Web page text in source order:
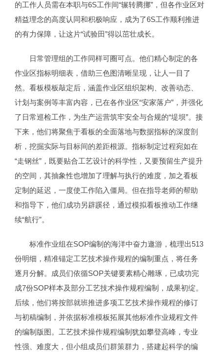
的工作人员需在本职与6S工作间“辗转腾挪”，但各作业区对
精益理念的高度认同和积极响应，成为了6S工作顺利推进
的有力保障，让这片“试验田”得以茁壮成长。
日常管理组的工作同样可圈可点。他们精心制定的各
作业区指标明细表，借助三色图清晰呈现，让人一目了
然。看板模板敲定后，涵盖作业区组织架构、改善动态、
计划与案例等丰富内容，已在各作业区“安家落户”，并强化
了日常巡检工作，为生产运营筑牢安全与合规的“堤坝”。接
下来，他们将聚焦于看板的全面落地与数据指标的深度剖
析，挖掘实际与目标间的差距根源。指标制定过程宛如在
“走钢丝”，既要贴合工艺设计的科学性，又要预留生产提升
的空间，其抽象性也增加了理解与执行的难度，加之看板
定制的延迟，一度使工作陷入僵局。但在指导老师的帮助
和指导下，他们成功另辟蹊径，通过模拟看板推动工作继
续“航行”。
标准作业组在SOP编制的海洋中奋力遨游，梳理出513
份明细，精准锚定工艺技术操作规程的编制重点，将任务
逐月分解。成员们依循SOP关键要素精心雕琢，已成功完
成7份SOP样本及部分工艺技术操作规程编制，成果初绽。
后续，他们将按部就班推进多项工艺技术操作规程的修订
与初稿编制，并依据标准模板拓展其他标准作业规程文件
的编制版图。工艺技术操作规程编制犹如攀登高峰，专业
性强、难度大，但小组成员们群策群力，搭建起科学的编